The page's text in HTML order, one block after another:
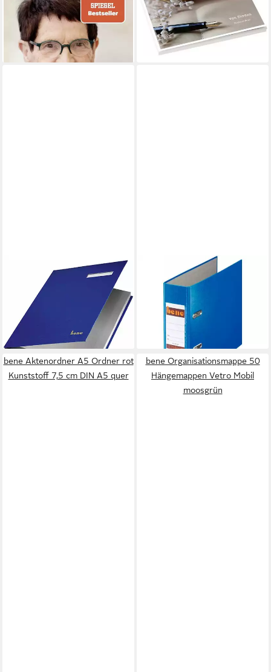
Wahnsinnigen / Rita
Süssmuth
12,00 €
lieferbar - in 3-4 Werktagen bei dir
/ Stephanie Brall
12,99 €
lieferbar - in 3-4 Werktagen bei dir
Notizblock
Unterschriftenmappe 19
Fächer blau
33,40 €
lieferbar - in 6-7 Werktagen bei dir
Aktenordner A5 Ordner blau
Kunststoff 7,5 cm DIN A5
14,71 €
lieferbar - in 6-7 Werktagen bei dir
bene Aktenordner A5 Ordner rot
Kunststoff 7,5 cm DIN A5 quer
bene Organisationsmappe 50
Hängemappen Vetro Mobil
moosgrün